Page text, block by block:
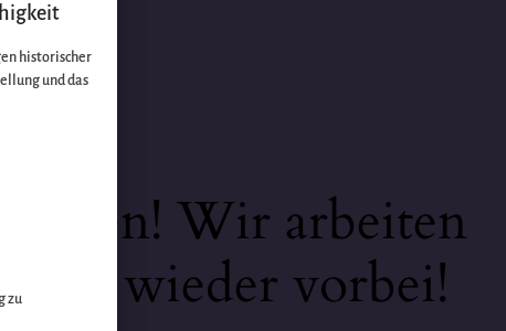
Wir arbeiten
bald wieder vorbei!
historischer
und das
zu